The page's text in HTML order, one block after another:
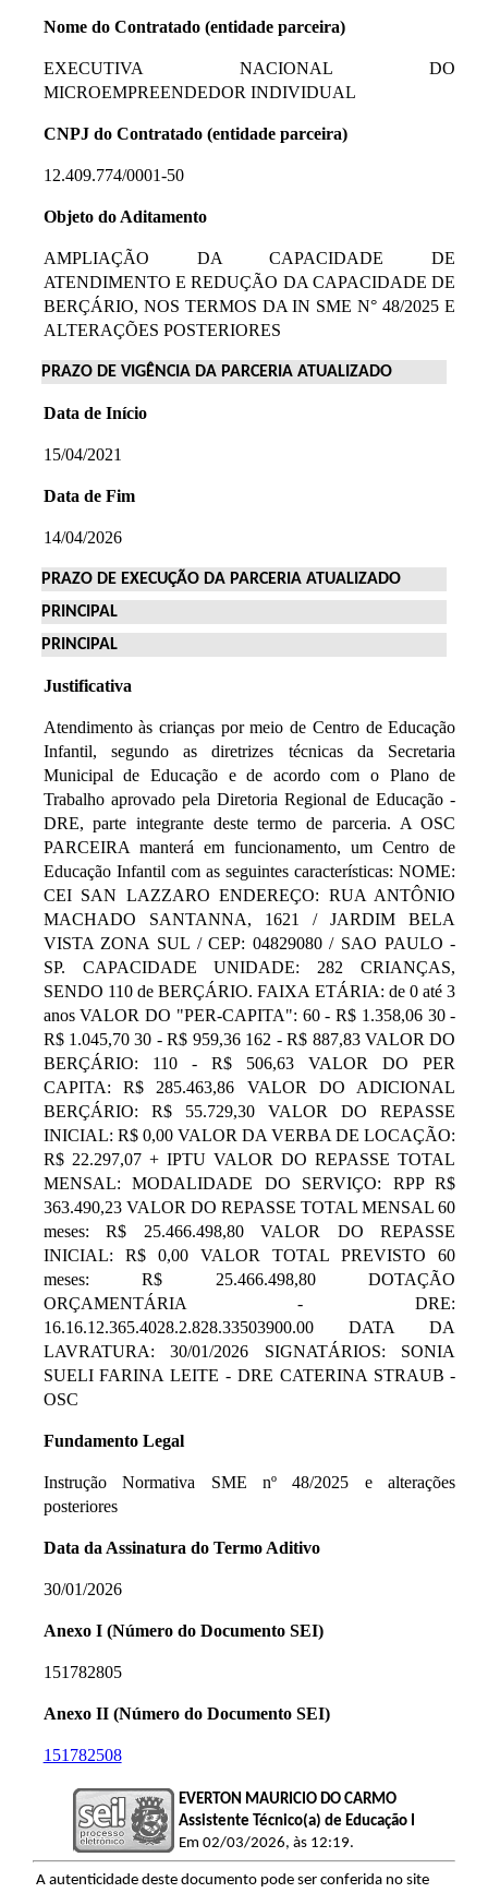
Nome do Contratado (entidade parceira)
EXECUTIVA NACIONAL DO
MICROEMPREENDEDOR INDIVIDUAL
CNPJ do Contratado (entidade parceira)
12.409.774/0001-50
Objeto do Aditamento
AMPLIAÇÃO DA CAPACIDADE DE
ATENDIMENTO E REDUÇÃO DA CAPACIDADE DE
BERÇÁRIO, NOS TERMOS DA IN SME N° 48/2025 E
ALTERAÇÕES POSTERIORES
PRAZO DE VIGÊNCIA DA PARCERIA ATUALIZADO
Data de Início
15/04/2021
Data de Fim
14/04/2026
PRAZO DE EXECUÇÃO DA PARCERIA ATUALIZADO
PRINCIPAL
PRINCIPAL
Justificativa
Atendimento às crianças por meio de Centro de Educação
Infantil, segundo as diretrizes técnicas da Secretaria
Municipal de Educação e de acordo com o Plano de
Trabalho aprovado pela Diretoria Regional de Educação -
DRE, parte integrante deste termo de parceria. A OSC
PARCEIRA manterá em funcionamento, um Centro de
Educação Infantil com as seguintes características: NOME:
CEI SAN LAZZARO ENDEREÇO: RUA ANTÔNIO
MACHADO SANTANNA, 1621 / JARDIM BELA
VISTA ZONA SUL / CEP: 04829080 / SAO PAULO -
SP. CAPACIDADE UNIDADE: 282 CRIANÇAS,
SENDO 110 de BERÇÁRIO. FAIXA ETÁRIA: de 0 até 3
anos VALOR DO "PER-CAPITA": 60 - R$ 1.358,06 30 -
R$ 1.045,70 30 - R$ 959,36 162 - R$ 887,83 VALOR DO
BERÇÁRIO: 110 - R$ 506,63 VALOR DO PER
CAPITA: R$ 285.463,86 VALOR DO ADICIONAL
BERÇÁRIO: R$ 55.729,30 VALOR DO REPASSE
INICIAL: R$ 0,00 VALOR DA VERBA DE LOCAÇÃO:
R$ 22.297,07 + IPTU VALOR DO REPASSE TOTAL
MENSAL: MODALIDADE DO SERVIÇO: RPP R$
363.490,23 VALOR DO REPASSE TOTAL MENSAL 60
meses: R$ 25.466.498,80 VALOR DO REPASSE
INICIAL: R$ 0,00 VALOR TOTAL PREVISTO 60
meses: R$ 25.466.498,80 DOTAÇÃO
ORÇAMENTÁRIA - DRE:
16.16.12.365.4028.2.828.33503900.00 DATA DA
LAVRATURA: 30/01/2026 SIGNATÁRIOS: SONIA
SUELI FARINA LEITE - DRE CATERINA STRAUB -
OSC
Fundamento Legal
Instrução Normativa SME nº 48/2025 e alterações
posteriores
Data da Assinatura do Termo Aditivo
30/01/2026
Anexo I (Número do Documento SEI)
151782805
Anexo II (Número do Documento SEI)
151782508
EVERTON MAURICIO DO CARMO
Assistente Técnico(a) de Educação I
Em 02/03/2026, às 12:19.
A autenticidade deste documento pode ser conferida no site